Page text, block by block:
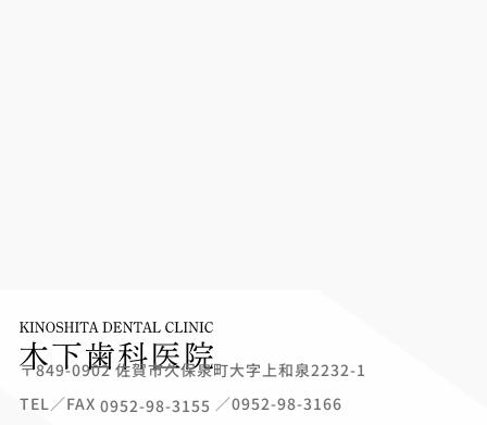
〒849-0902 佐賀市久保泉町大字上和泉2232-1
TEL／FAX 0952-98-3155 ／0952-98-3166